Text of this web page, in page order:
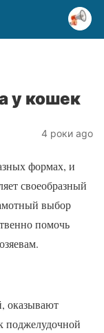
у кошек
4 роки ago
формах, и
своеобразный
выбор
помочь
оказывают
поджелудочной